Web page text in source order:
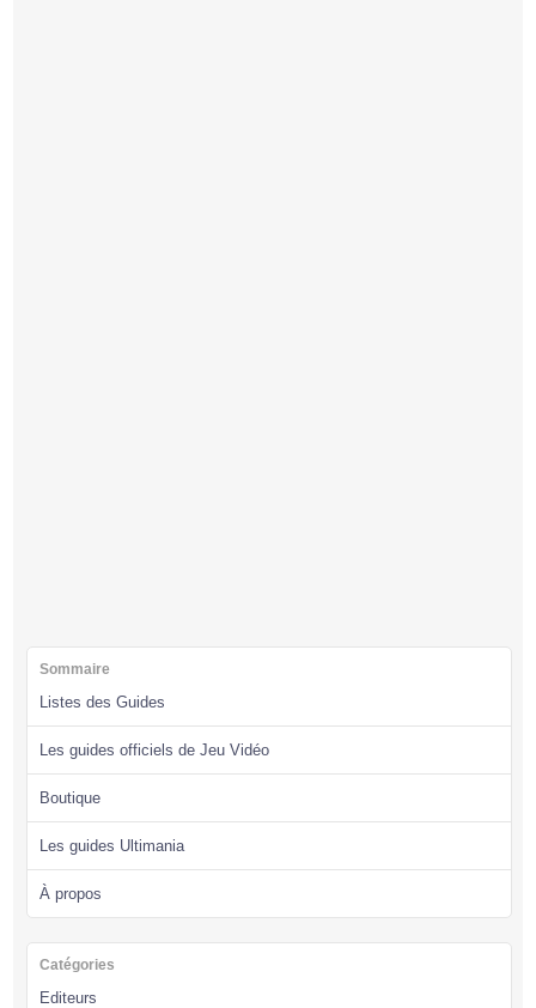
Sommaire
Listes des Guides
Les guides officiels de Jeu Vidéo
Boutique
Les guides Ultimania
À propos
Catégories
Editeurs